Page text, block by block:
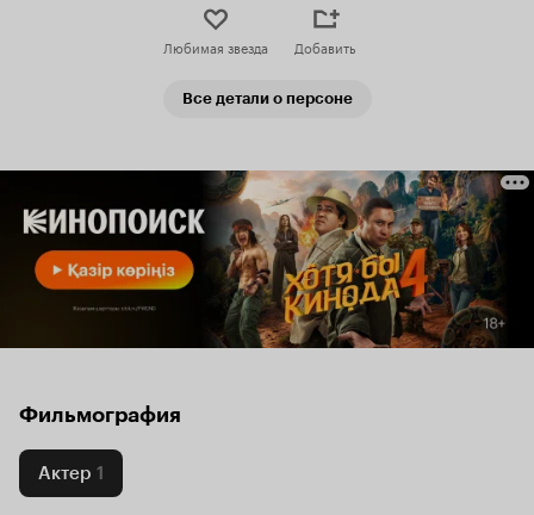
Любимая звезда Добавить
Все детали о персоне
Фильмография
Актер 1